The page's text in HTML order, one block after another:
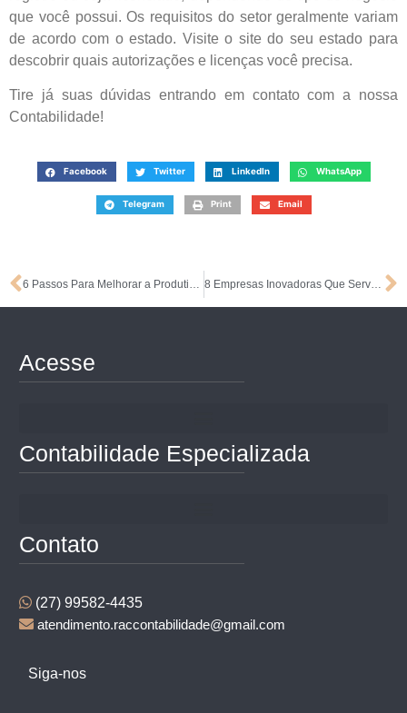
que você possui. Os requisitos do setor geralmente variam
de acordo com o estado. Visite o site do seu estado para
descobrir quais autorizações e licenças você precisa.
Tire já suas dúvidas entrando em contato com a nossa
Contabilidade!
Facebook Twitter LinkedIn WhatsApp
Telegram Print Email
6 Passos Para Melhorar a Produtividade Dos Colaboradores 8 Empresas Inovadoras Que Servem de Inspiração Para o Brasileiro
Acesse
Contabilidade Especializada
Contato
(27) 99582-4435
atendimento.raccontabilidade@gmail.com
Siga-nos